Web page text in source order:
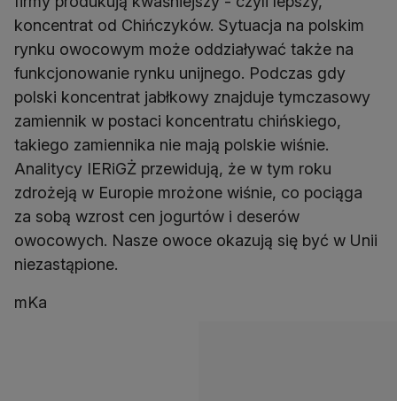
koncentrat od Chińczyków. Sytuacja na polskim
rynku owocowym może oddziaływać także na
funkcjonowanie rynku unijnego. Podczas gdy
polski koncentrat jabłkowy znajduje tymczasowy
zamiennik w postaci koncentratu chińskiego,
takiego zamiennika nie mają polskie wiśnie.
Analitycy IERiGŻ przewidują, że w tym roku
zdrożeją w Europie mrożone wiśnie, co pociąga
za sobą wzrost cen jogurtów i deserów
owocowych. Nasze owoce okazują się być w Unii
niezastąpione.
mKa